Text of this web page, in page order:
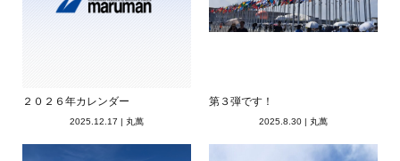
２０２６年カレンダー
2025.12.17 | 丸萬
第３弾です！
2025.8.30| 丸萬